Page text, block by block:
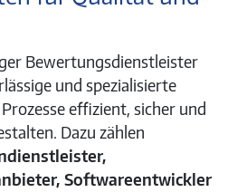
Bewertungsdienstleister
und spezialisierte
effizient, sicher und
Dazu zählen
Softwareentwickler